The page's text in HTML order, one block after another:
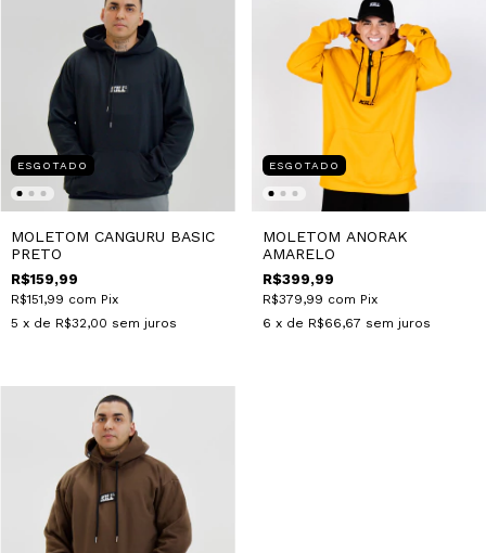
ESGOTADO
MOLETOM CANGURU BASIC
PRETO
R$159,99
R$151,99 com Pix
5 x de R$32,00 sem juros
ESGOTADO
MOLETOM ANORAK
AMARELO
R$399,99
R$379,99 com Pix
6 x de R$66,67 sem juros